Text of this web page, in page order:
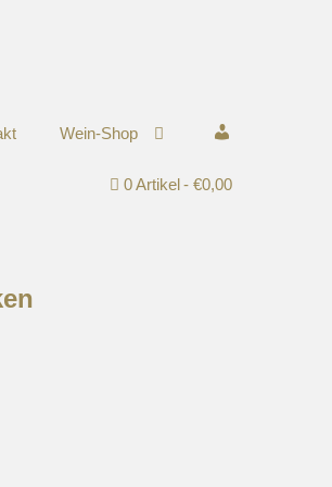
Wein-Shop Mein Konto
0 Artikel €0,00